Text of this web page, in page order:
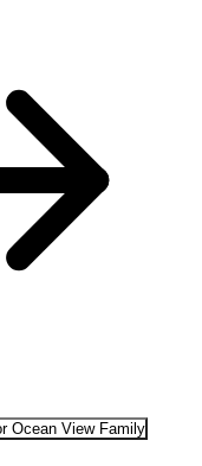
Ocean View Family